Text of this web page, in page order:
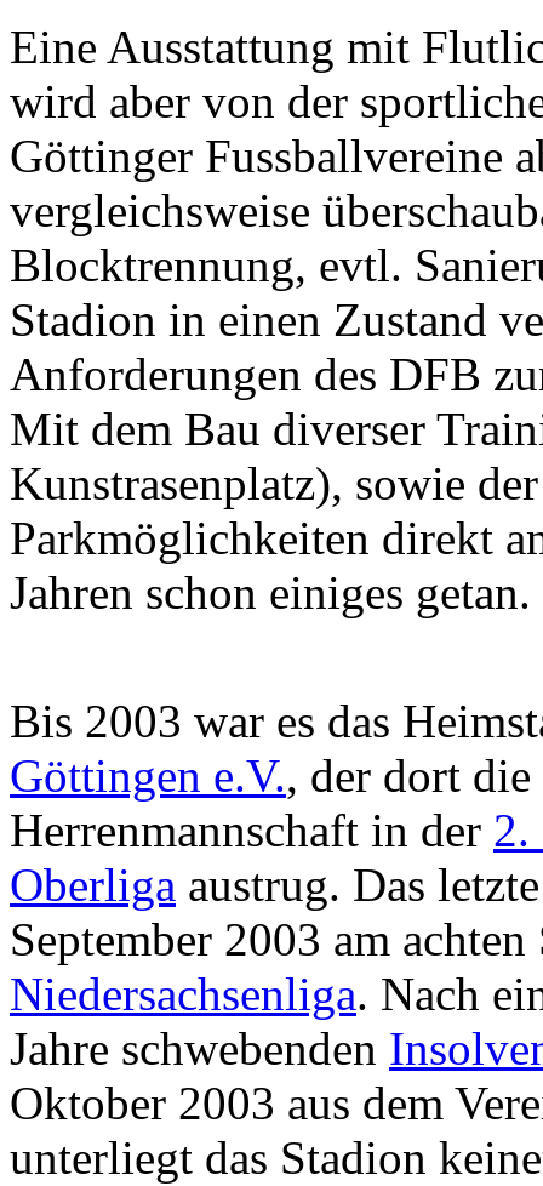
Eine Ausstattung mit
wird aber von der
Göttinger Fussballvereine
vergleichsweise
Blocktrennung, evtl.
Stadion in einen Zustand
Anforderungen des DFB
Mit dem Bau diverser
Kunstrasenplatz), sowie
Parkmöglichkeiten direkt
Jahren schon einiges getan.
Bis 2003 war es das
Göttingen e.V., der dort
Herrenmannschaft in der 2.
Oberliga austrug. Das
September 2003 am
Niedersachsenliga. Nach
Jahre schwebenden
Oktober 2003 aus dem
unterliegt das Stadion